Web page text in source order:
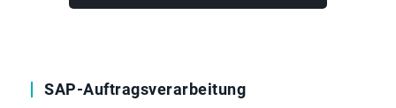
SAP-Auftragsverarbeitung